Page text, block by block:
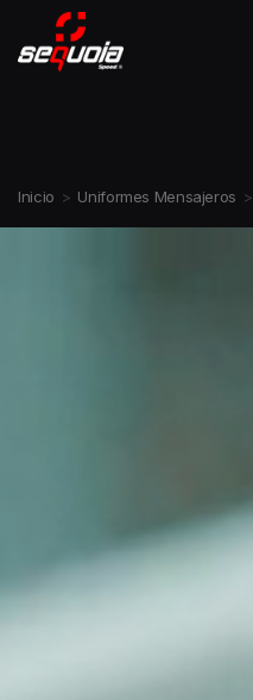
Inicio > Uniformes Mensajeros >